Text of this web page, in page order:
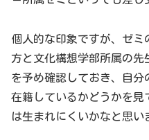
個人的な印象ですが、ゼ
方と文化構想学部所属の
を予め確認しておき、自
在籍しているかどうかを見
は生まれにくいかなと思い